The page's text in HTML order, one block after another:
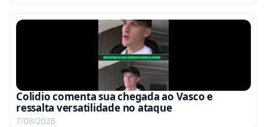
Colidio comenta sua chegada ao Vasco e
ressalta versatilidade no ataque
7/08/2026